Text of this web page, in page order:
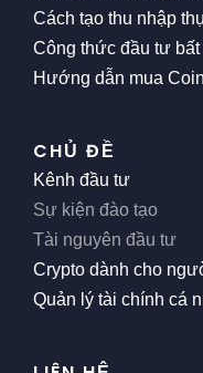
Cách tạo thu nhập
Công thức đầu tư bất
Hướng dẫn mua
CHỦ ĐỀ
Kênh đầu tư
Sự kiện đào tạo
Tài nguyên đầu tư
Crypto dành cho
Quản lý tài chính cá